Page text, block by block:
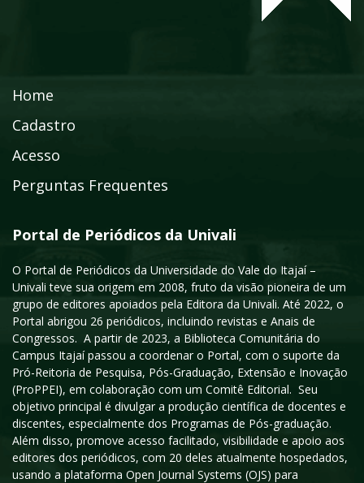
Home
Cadastro
Acesso
Perguntas Frequentes
Portal de Periódicos da Univali
O Portal de Periódicos da Universidade do Vale do Itajaí –
Univali teve sua origem em 2008, fruto da visão pioneira de um
grupo de editores apoiados pela Editora da Univali. Até 2022, o
Portal abrigou 26 periódicos, incluindo revistas e Anais de
Congressos. A partir de 2023, a Biblioteca Comunitária do
Campus Itajaí passou a coordenar o Portal, com o suporte da
Pró-Reitoria de Pesquisa, Pós-Graduação, Extensão e Inovação
(ProPPEI), em colaboração com um Comitê Editorial. Seu
objetivo principal é divulgar a produção científica de docentes e
discentes, especialmente dos Programas de Pós-graduação.
Além disso, promove acesso facilitado, visibilidade e apoio aos
editores dos periódicos, com 20 deles atualmente hospedados,
usando a plataforma Open Journal Systems (OJS) para